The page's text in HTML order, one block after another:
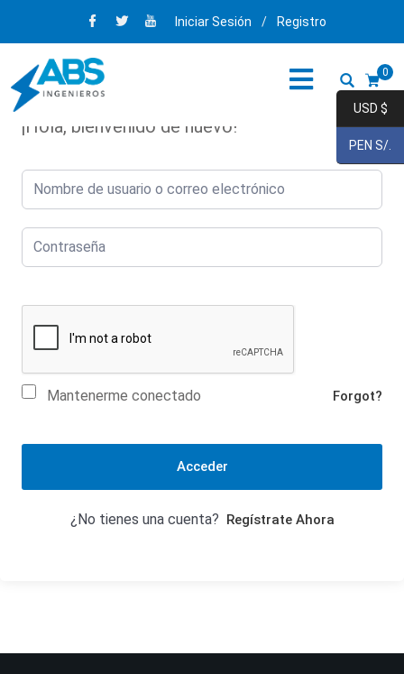
Iniciar Sesión / Registro
0
¡Hola, bienvenido de nuevo!
Mantenerme conectado Forgot?
Acceder
¿No tienes una cuenta? Regístrate Ahora
USD $
PEN S/.